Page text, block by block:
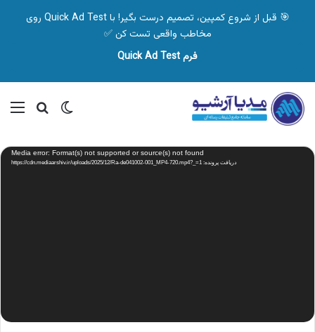
🎯 قبل از شروع کمپین، تصمیم درست بگیر! با Quick Ad Test روی
مخاطب واقعی تست کن ✅
فرم Quick Ad Test
تغییر پوسته
نمایشگر
ویدیو Media error: Format(s) not supported or source(s) not found
دریافت پرونده: https://cdn.mediaarshiv.ir/uploads/2025/12/Ra-de041002-001_MP4-720.mp4?_=1